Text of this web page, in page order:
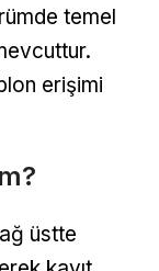
temel
erişimi
üstte